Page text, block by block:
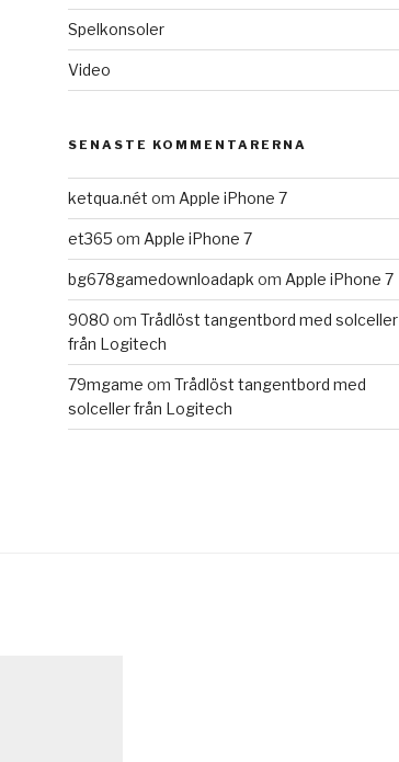
Spelkonsoler
Video
SENASTE KOMMENTARERNA
ketqua.nét om Apple iPhone 7
et365 om Apple iPhone 7
bg678gamedownloadapk om Apple iPhone 7
9080 om Trådlöst tangentbord med solceller
från Logitech
79mgame om Trådlöst tangentbord med
solceller från Logitech